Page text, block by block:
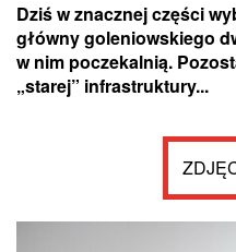
Dziś w znacznej części
główny goleniowskiego
w nim poczekalnią.
„starej” infrastruktury...